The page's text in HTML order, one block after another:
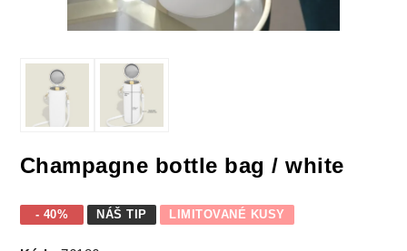
Champagne bottle bag / white
- 40% NÁŠ TIP LIMITOVANÉ KUSY